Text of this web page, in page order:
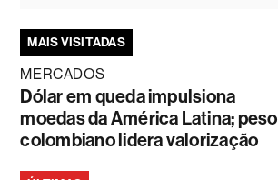
MAIS VISITADAS
MERCADOS
Dólar em queda impulsiona
moedas da América Latina; peso
colombiano lidera valorização